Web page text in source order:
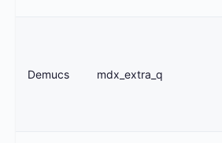
Demucs mdx_extra_q